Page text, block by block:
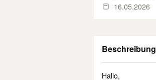
16.05.2026
Beschreibung
Hallo,